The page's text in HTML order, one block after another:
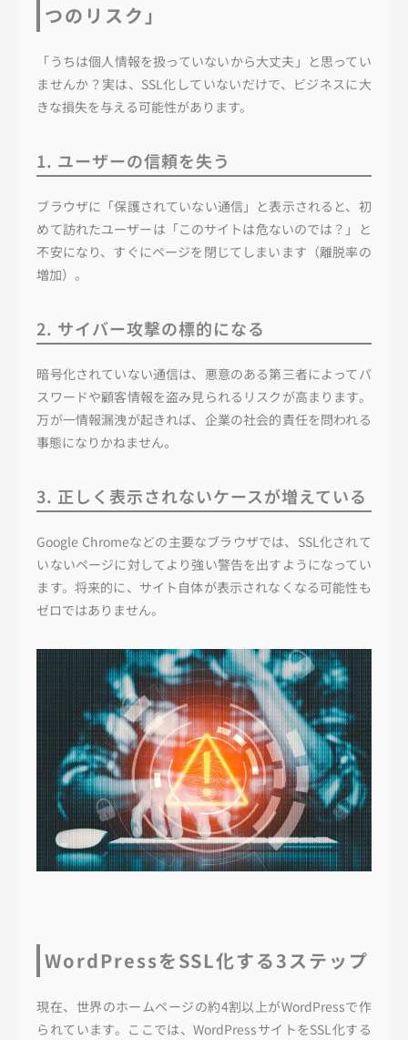
つのリスク」
「うちは個人情報を扱っていないから大丈夫」と思ってい
ませんか？実は、SSL化していないだけで、ビジネスに大
きな損失を与える可能性があります。
1. ユーザーの信頼を失う
ブラウザに「保護されていない通信」と表示されると、初
めて訪れたユーザーは「このサイトは危ないのでは？」と
不安になり、すぐにページを閉じてしまいます（離脱率の
増加）。
2. サイバー攻撃の標的になる
暗号化されていない通信は、悪意のある第三者によってパ
スワードや顧客情報を盗み見られるリスクが高まります。
万が一情報漏洩が起きれば、企業の社会的責任を問われる
事態になりかねません。
3. 正しく表示されないケースが増えている
Google Chromeなどの主要なブラウザでは、SSL化されて
いないページに対してより強い警告を出すようになってい
ます。将来的に、サイト自体が表示されなくなる可能性も
ゼロではありません。
WordPressをSSL化する3ステップ
現在、世界のホームページの約4割以上がWordPressで作
られています。ここでは、WordPressサイトをSSL化する